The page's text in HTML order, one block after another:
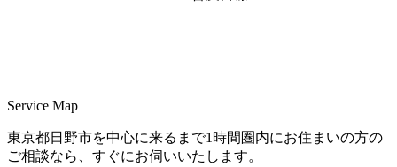
Service Map
東京都日野市を中心に来るまで1時間圏内にお住まいの方の
ご相談なら、すぐにお伺いいたします。